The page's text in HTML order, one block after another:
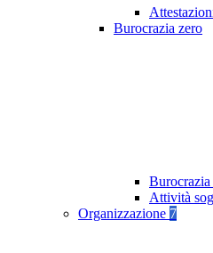
Burocrazia zero
Burocrazia
Attività
Organizzazione 7